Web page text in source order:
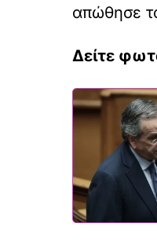
απώθησε
Δείτε